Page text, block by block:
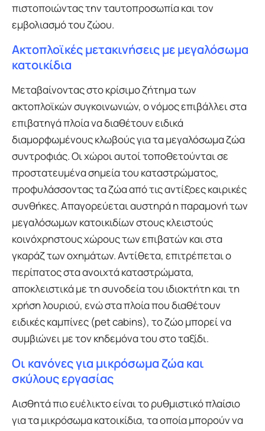
πιστοποιώντας την ταυτοπροσωπία και τον
εμβολιασμό του ζώου.
Ακτοπλοϊκές μετακινήσεις με μεγαλόσωμα
κατοικίδια
Μεταβαίνοντας στο κρίσιμο ζήτημα των
ακτοπλοϊκών συγκοινωνιών, ο νόμος επιβάλλει στα
επιβατηγά πλοία να διαθέτουν ειδικά
διαμορφωμένους κλωβούς για τα μεγαλόσωμα ζώα
συντροφιάς. Οι χώροι αυτοί τοποθετούνται σε
προστατευμένα σημεία του καταστρώματος,
προφυλάσσοντας τα ζώα από τις αντίξοες καιρικές
συνθήκες. Απαγορεύεται αυστηρά η παραμονή των
μεγαλόσωμων κατοικιδίων στους κλειστούς
κοινόχρηστους χώρους των επιβατών και στα
γκαράζ των οχημάτων. Αντίθετα, επιτρέπεται ο
περίπατος στα ανοιχτά καταστρώματα,
αποκλειστικά με τη συνοδεία του ιδιοκτήτη και τη
χρήση λουριού, ενώ στα πλοία που διαθέτουν
ειδικές καμπίνες (pet cabins), το ζώο μπορεί να
συμβιώνει με τον κηδεμόνα του στο ταξίδι.
Οι κανόνες για μικρόσωμα ζώα και
σκύλους εργασίας
Αισθητά πιο ευέλικτο είναι το ρυθμιστικό πλαίσιο
για τα μικρόσωμα κατοικίδια, τα οποία μπορούν να